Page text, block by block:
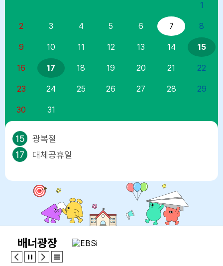
1
2 3 4 5 6 7 8
9 10 11 12 13 14 15
16 17 18 19 20 21 22
23 24 25 26 27 28 29
30 31
15
광복절
17
대체공휴일
배너광장